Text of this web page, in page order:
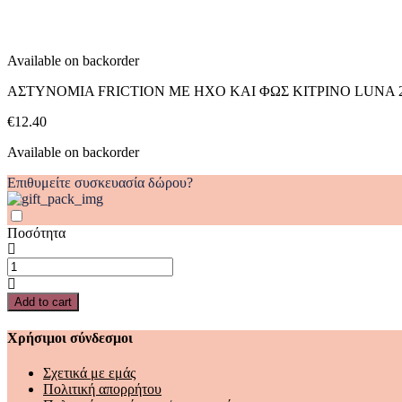
21X7,7X11ΕΚ
Available on backorder
ΑΣΤΥΝΟΜΙΑ FRICTION ΜΕ ΗΧΟ ΚΑΙ ΦΩΣ ΚΙΤΡΙΝΟ LUNA
€12.40
Available on backorder
Επιθυμείτε συσκευασία δώρου?
Ποσότητα
ΑΣΤΥΝΟΜΙΑ
FRICTION
ΜΕ
ΗΧΟ
ΚΑΙ
ΦΩΣ
LUNA
21X7,7X11ΕΚ
Add to cart
Χρήσιμοι σύνδεσμοι
Σχετικά με εμάς
Πολιτική απορρήτου